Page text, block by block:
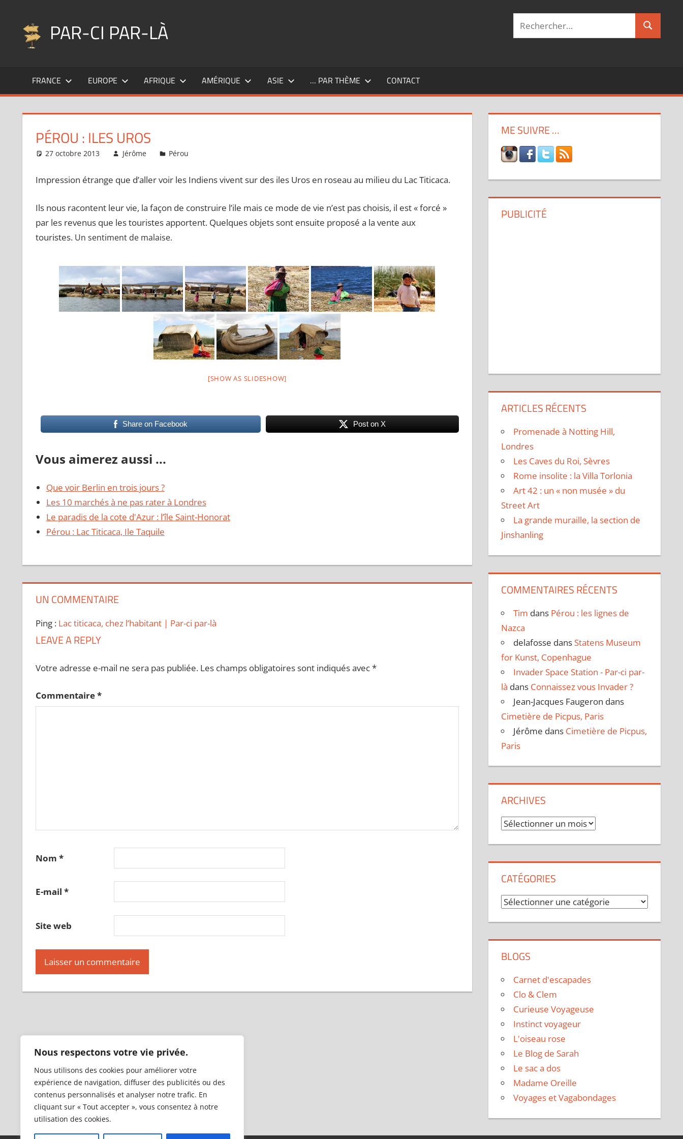
Nous respectons votre vie privée.
Nous utilisons des cookies pour améliorer votre
expérience de navigation, diffuser des publicités ou des
contenus personnalisés et analyser notre trafic. En
cliquant sur « Tout accepter », vous consentez à notre
utilisation des cookies.
contenu
PAR-CI PAR-LÀ
fil
pérégrinations
Recherche
FRANCE EUROPE AFRIQUE AMÉRIQUE ASIE … PAR THÈME CONTACT
PÉROU : ILES UROS
27 octobre 2013 Jérôme Pérou
Impression étrange que d’aller voir les Indiens vivent sur des iles Uros en roseau au milieu du Lac Titicaca.
Ils nous racontent leur vie, la façon de construire l’ile mais ce mode de vie n’est pas choisis, il est « forcé »
par les revenus que les touristes apportent. Quelques objets sont ensuite proposé a la vente aux
touristes. Un sentiment de malaise.
[SHOW AS SLIDESHOW]
Share on Facebook Post on X
Vous aimerez aussi ...
Que voir Berlin en trois jours ?
Les 10 marchés à ne pas rater à Londres
Le paradis de la cote d'Azur : l’île Saint-Honorat
Pérou : Lac Titicaca, Ile Taquile
UN COMMENTAIRE
Ping : Lac titicaca, chez l’habitant | Par-ci par-là
LEAVE A REPLY
Votre adresse e-mail ne sera pas publiée. Les champs obligatoires sont indiqués avec*
Commentaire*
Nom *
E-mail *
Site web
ME SUIVRE …
PUBLICITÉ
ARTICLES RÉCENTS
Promenade à Notting Hill,
Londres
Les Caves du Roi, Sèvres
Rome insolite : la Villa Torlonia
Art 42 : un « non musée » du
Street Art
La grande muraille, la section de
Jinshanling
COMMENTAIRES RÉCENTS
Tim dans Pérou : les lignes de
Nazca
delafosse dans Statens Museum
for Kunst, Copenhague
Invader Space Station - Par-ci par-
là dans Connaissez vous Invader ?
Jean-Jacques Faugeron dans
Cimetière de Picpus, Paris
Jérôme dans Cimetière de Picpus,
Paris
ARCHIVES
Archives
CATÉGORIES
Catégories
BLOGS
Carnet d'escapades
Clo & Clem
Curieuse Voyageuse
Instinct voyageur
L'oiseau rose
Le Blog de Sarah
Le sac a dos
Madame Oreille
Voyages et Vagabondages